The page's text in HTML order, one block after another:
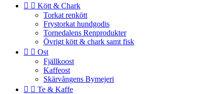
  Kött & Chark
Torkat renkött
Frystorkat hundgodis
Tornedalens Renprodukter
Övrigt kött & chark samt fisk
  Ost
Fjällkoost
Kaffeost
Skärvångens Bymejeri
  Te & Kaffe